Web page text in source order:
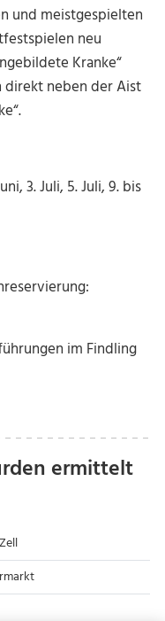
und meistgespielten
neu
Kranke“
direkt neben der Aist
3. Juli, 5. Juli, 9. bis
im Findling
ermittelt